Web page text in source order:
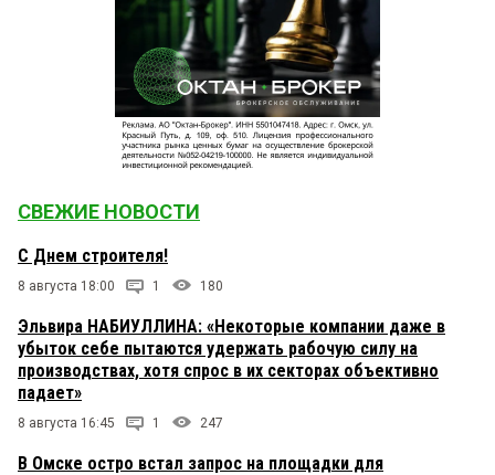
СВЕЖИЕ НОВОСТИ
С Днем строителя!
8 августа 18:00 1 180
Эльвира НАБИУЛЛИНА: «Некоторые компании даже в
убыток себе пытаются удержать рабочую силу на
производствах, хотя спрос в их секторах объективно
падает»
8 августа 16:45 1 247
В Омске остро встал запрос на площадки для